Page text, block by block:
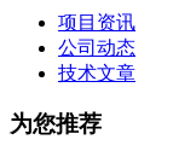
项目资讯
公司动态
技术文章
为您推荐